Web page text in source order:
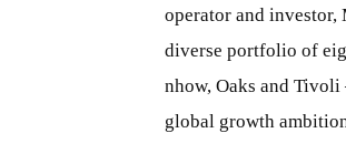
operator and
diverse portfolio of
nhow, Oaks and
global growth